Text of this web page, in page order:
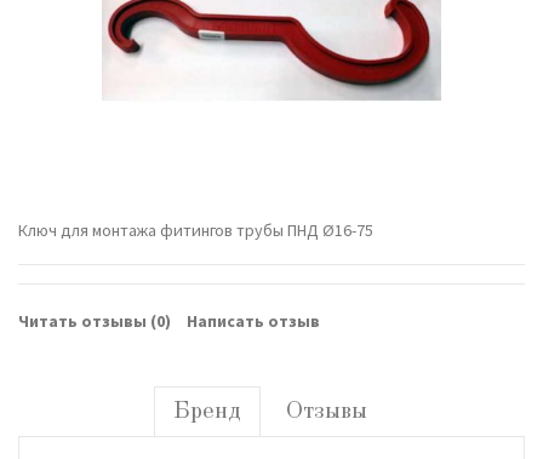
Ключ для монтажа фитингов трубы ПНД Ø16-75
Читать отзывы (0) Написать отзыв
Бренд Отзывы